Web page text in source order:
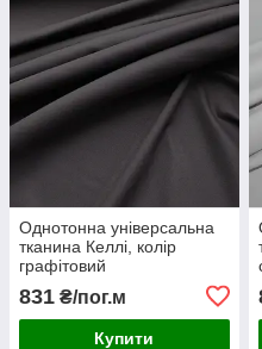
Однотонна універсальна
тканина Келлі, колір
графітовий
831 ₴/пог.м
Купити